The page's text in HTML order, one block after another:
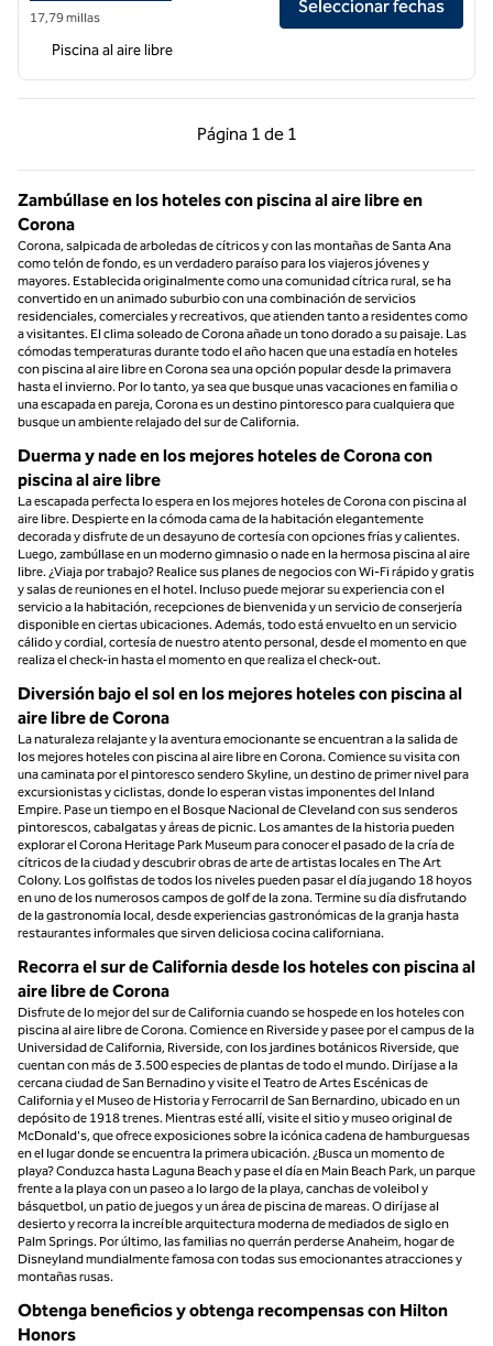
17,79 millas
Seleccionar fechas
Piscina al aire libre
Página 1 de 1
Página anterior, 1 de 1
Página 1 de 1
Zambúllase en los hoteles con piscina al aire libre en
Corona
Corona, salpicada de arboledas de cítricos y con las montañas de Santa Ana
como telón de fondo, es un verdadero paraíso para los viajeros jóvenes y
mayores. Establecida originalmente como una comunidad cítrica rural, se ha
convertido en un animado suburbio con una combinación de servicios
residenciales, comerciales y recreativos, que atienden tanto a residentes como
a visitantes. El clima soleado de Corona añade un tono dorado a su paisaje. Las
cómodas temperaturas durante todo el año hacen que una estadía en hoteles
con piscina al aire libre en Corona sea una opción popular desde la primavera
hasta el invierno. Por lo tanto, ya sea que busque unas vacaciones en familia o
una escapada en pareja, Corona es un destino pintoresco para cualquiera que
busque un ambiente relajado del sur de California.
Duerma y nade en los mejores hoteles de Corona con
piscina al aire libre
La escapada perfecta lo espera en los mejores hoteles de Corona con piscina al
aire libre. Despierte en la cómoda cama de la habitación elegantemente
decorada y disfrute de un desayuno de cortesía con opciones frías y calientes.
Luego, zambúllase en un moderno gimnasio o nade en la hermosa piscina al aire
libre. ¿Viaja por trabajo? Realice sus planes de negocios con Wi-Fi rápido y gratis
y salas de reuniones en el hotel. Incluso puede mejorar su experiencia con el
servicio a la habitación, recepciones de bienvenida y un servicio de conserjería
disponible en ciertas ubicaciones. Además, todo está envuelto en un servicio
cálido y cordial, cortesía de nuestro atento personal, desde el momento en que
realiza el check-in hasta el momento en que realiza el check-out.
Diversión bajo el sol en los mejores hoteles con piscina al
aire libre de Corona
La naturaleza relajante y la aventura emocionante se encuentran a la salida de
los mejores hoteles con piscina al aire libre en Corona. Comience su visita con
una caminata por el pintoresco sendero Skyline, un destino de primer nivel para
excursionistas y ciclistas, donde lo esperan vistas imponentes del Inland
Empire. Pase un tiempo en el Bosque Nacional de Cleveland con sus senderos
pintorescos, cabalgatas y áreas de picnic. Los amantes de la historia pueden
explorar el Corona Heritage Park Museum para conocer el pasado de la cría de
cítricos de la ciudad y descubrir obras de arte de artistas locales en The Art
Colony. Los golfistas de todos los niveles pueden pasar el día jugando 18 hoyos
en uno de los numerosos campos de golf de la zona. Termine su día disfrutando
de la gastronomía local, desde experiencias gastronómicas de la granja hasta
restaurantes informales que sirven deliciosa cocina californiana.
Recorra el sur de California desde los hoteles con piscina al
aire libre de Corona
Disfrute de lo mejor del sur de California cuando se hospede en los hoteles con
piscina al aire libre de Corona. Comience en Riverside y pasee por el campus de la
Universidad de California, Riverside, con los jardines botánicos Riverside, que
cuentan con más de 3.500 especies de plantas de todo el mundo. Diríjase a la
cercana ciudad de San Bernadino y visite el Teatro de Artes Escénicas de
California y el Museo de Historia y Ferrocarril de San Bernardino, ubicado en un
depósito de 1918 trenes. Mientras esté allí, visite el sitio y museo original de
McDonald's, que ofrece exposiciones sobre la icónica cadena de hamburguesas
en el lugar donde se encuentra la primera ubicación. ¿Busca un momento de
playa? Conduzca hasta Laguna Beach y pase el día en Main Beach Park, un parque
frente a la playa con un paseo a lo largo de la playa, canchas de voleibol y
básquetbol, un patio de juegos y un área de piscina de mareas. O diríjase al
desierto y recorra la increíble arquitectura moderna de mediados de siglo en
Palm Springs. Por último, las familias no querrán perderse Anaheim, hogar de
Disneyland mundialmente famosa con todas sus emocionantes atracciones y
montañas rusas.
Obtenga beneficios y obtenga recompensas con Hilton
Honors